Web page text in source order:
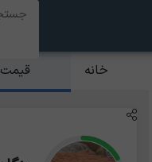
خانه قیمت